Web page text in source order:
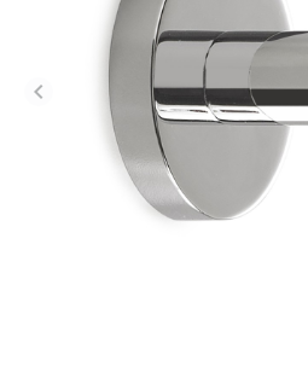
Precedente
keyboard_arrow_left